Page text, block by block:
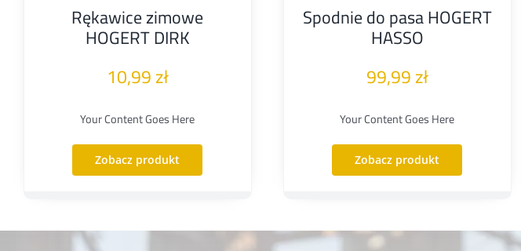
Rękawice zimowe
HOGERT DIRK
10,99zł
Your Content Goes Here
Zobacz produkt
Spodnie do pasa HOGERT
HASSO
99,99zł
Your Content Goes Here
Zobacz produkt